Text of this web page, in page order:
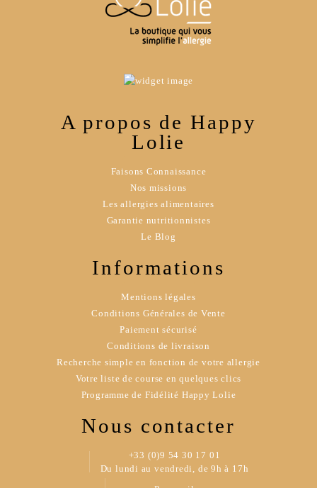
A propos de Happy
Lolie
Faisons Connaissance
Nos missions
Les allergies alimentaires
Garantie nutritionnistes
Le Blog
Informations
Mentions légales
Conditions Générales de Vente
Paiement sécurisé
Conditions de livraison
Recherche simple en fonction de votre allergie
Votre liste de course en quelques clics
Programme de Fidélité Happy Lolie
Nous contacter
+33 (0)9 54 30 17 01
Du lundi au vendredi, de 9h à 17h